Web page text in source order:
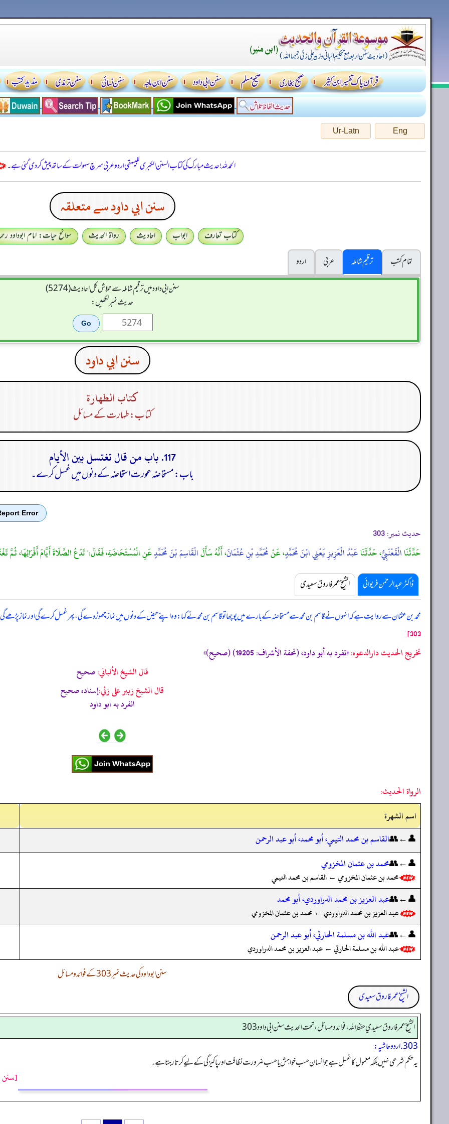
Eng
Ur-Latn
الحمدللہ! حدیث مبارک کی کتاب السنن الكبرى للبيهقي اردو عربی سرچ سہولت کے ساتھ پیش کر دی گئی ہے۔
سنن ابي داود سے متعلقہ
کتاب تعارف ابواب احادیث رواۃ الحدیث
سوانح حیات: امام ابوداود
تمام کتب
ترقیم شاملہ عربی
اردو
سنن ابي داود میں ترقیم شاملہ سے تلاش کل احادیث (5274)
حدیث نمبر لکھیں:
سنن ابي داود
كتاب الطهارة
کتاب: طہارت کے مسائل
117. باب من قال تغتسل بين الأيام
باب: مستحاضہ عورت استحاضہ کے دنوں میں غسل کرے۔
Error
حدیث نمبر: 303
حَدَّثَنَاالْقَعْنَبِيُّ، حَدَّثَنَاعَبْدُ الْعَزِيزِ يَعْنِي ابْنَ مُحَمَّدٍ، عَنْمُحَمَّدِ بْنِ عُثْمَانَ، أَنَّهُ سَأَلَالْقَاسِمَ بْنَ مُحَمَّدٍعَنِ الْمُسْتَحَاضَةِ، فَقَالَ:" تَدَعُ الصَّلَاةَ أَيَّامَ أَقْرَائِهَا، ثُمَّ
ڈاکٹر عبدالرحمٰن فریوائی الشیخ عمر فاروق سعیدی
محمد بن عثمان سے روایت ہے کہانہوں نے قاسم بن محمد سے مستحاضہ کے بارے میں پوچھا تو قاسم بن محمد نے کہا: وہ اپنے حیض کے دنوں میں نماز چھوڑ دے گی، پھر غسل کرے گی اور نماز پڑھے
303]
تخریج الحدیث دارالدعوہ:«‏‏‏‏تفرد به أبو داود، (تحفة الأشراف: 19205) (صحیح)»
قال الشيخ الألباني:صحيح
قال الشيخ زبير على زئي:إسناده صحيح
انفرد به ابو داود
الرواة الحديث:
اسم الشهرة
👤←👥القاسم بن محمد التيمي، أبو محمد، أبو عبد الرحمن
👤←👥محمد بن عثمان المخزومي
محمد بن عثمان المخزومي ← القاسم بن محمد التيمي
👤←👥عبد العزيز بن محمد الدراوردي، أبو محمد
عبد العزيز بن محمد الدراوردي ← محمد بن عثمان المخزومي
👤←👥عبد الله بن مسلمة الحارثي، أبو عبد الرحمن
عبد الله بن مسلمة الحارثي ← عبد العزيز بن محمد الدراوردي
سنن ابوداود کی حدیث نمبر 303 کے فوائد و مسائل
الشیخ عمر فاروق سعیدی
الشيخ عمر فاروق سعيدي حفظ الله، فوائد و مسائل، تحت الحديث سنن ابي داود 303
303. اردو حاشیہ:
یہ حکم شرعی نہیں بلکہ معمول کا غسل ہے جو انسان حسب خواہش یا حسب ضرورت نظافت اور پاکیزگی کے لیے کرتا رہتا ہے۔
[سنن